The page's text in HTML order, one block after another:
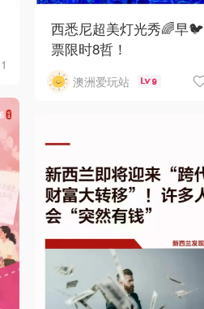
1
西悉尼超美灯光秀🌈早🐦
票限时8哲！
澳洲爱玩站 9